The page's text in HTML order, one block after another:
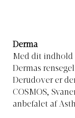
Derma
Med dit indhold
Dermas
Derudover er
COSMOS,
anbefalet af